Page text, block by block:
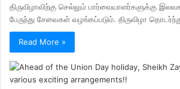
திருவிழாவிற்கு செல்லும் பார்வையாளர்களுக்கு
பேருந்து சேவைகள் வழங்கப்படும். திருவிழா
Read More »